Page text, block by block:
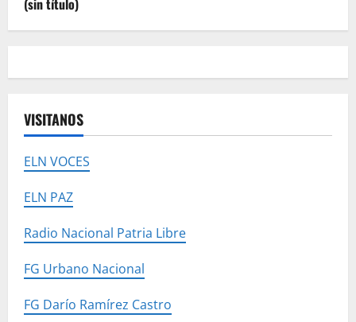
(sin título)
VISITANOS
ELN VOCES
ELN PAZ
Radio Nacional Patria Libre
FG Urbano Nacional
FG Darío Ramírez Castro